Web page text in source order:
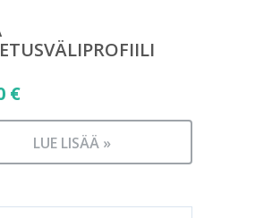
€
LUE LISÄÄ »